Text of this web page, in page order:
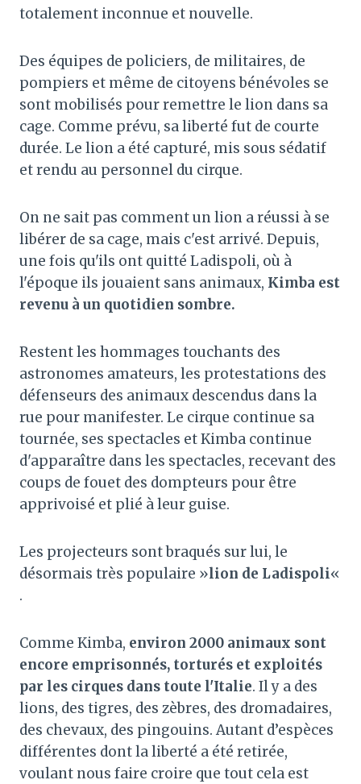
totalement inconnue et nouvelle.
Des équipes de policiers, de militaires, de
pompiers et même de citoyens bénévoles se
sont mobilisés pour remettre le lion dans sa
cage. Comme prévu, sa liberté fut de courte
durée. Le lion a été capturé, mis sous sédatif
et rendu au personnel du cirque.
On ne sait pas comment un lion a réussi à se
libérer de sa cage, mais c'est arrivé. Depuis,
une fois qu'ils ont quitté Ladispoli, où à
l'époque ils jouaient sans animaux, Kimba est
revenu à un quotidien sombre.
Restent les hommages touchants des
astronomes amateurs, les protestations des
défenseurs des animaux descendus dans la
rue pour manifester. Le cirque continue sa
tournée, ses spectacles et Kimba continue
d'apparaître dans les spectacles, recevant des
coups de fouet des dompteurs pour être
apprivoisé et plié à leur guise.
Les projecteurs sont braqués sur lui, le
désormais très populaire »lion de Ladispoli«
.
Comme Kimba, environ 2000 animaux sont
encore emprisonnés, torturés et exploités
par les cirques dans toute l'Italie. Il y a des
lions, des tigres, des zèbres, des dromadaires,
des chevaux, des pingouins. Autant d’espèces
différentes dont la liberté a été retirée,
voulant nous faire croire que tout cela est